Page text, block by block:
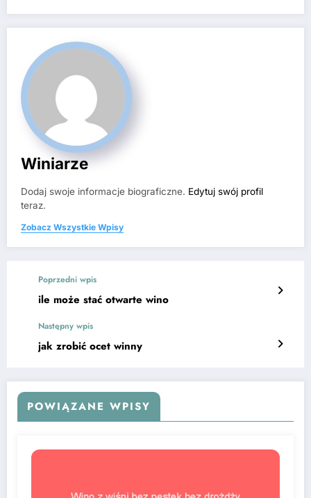
Winiarze
Dodaj swoje informacje biograficzne. Edytuj swój profil
teraz.
Zobacz Wszystkie Wpisy
Poprzedni wpis
ile może stać otwarte wino
Następny wpis
jak zrobić ocet winny
POWIĄZANE WPISY